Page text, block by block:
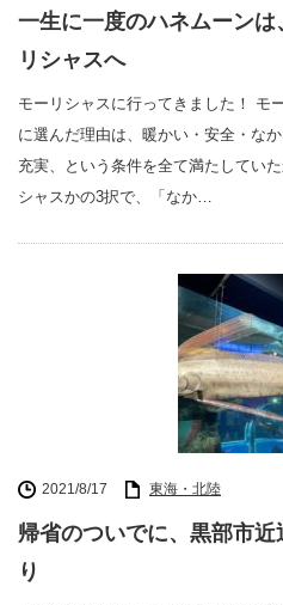
一生に一度のハネムーン
リシャスへ
モーリシャスに行ってきました！ モ
に選んだ理由は、暖かい・安全・な
充実、という条件を全て満たしてい
シャスかの3択で、「なか…
2021/8/17 東海・北陸
帰省のついでに、黒部市
り